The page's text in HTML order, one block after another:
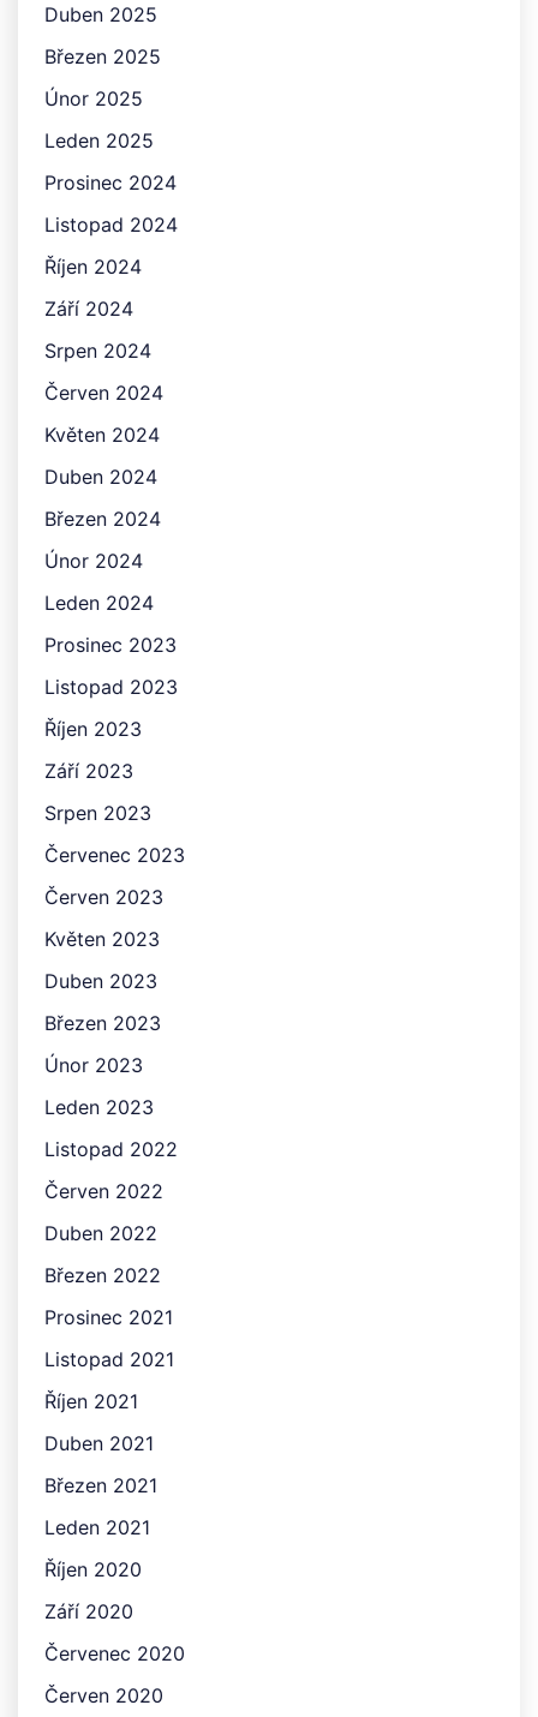
Duben 2025
Březen 2025
Únor 2025
Leden 2025
Prosinec 2024
Listopad 2024
Říjen 2024
Září 2024
Srpen 2024
Červen 2024
Květen 2024
Duben 2024
Březen 2024
Únor 2024
Leden 2024
Prosinec 2023
Listopad 2023
Říjen 2023
Září 2023
Srpen 2023
Červenec 2023
Červen 2023
Květen 2023
Duben 2023
Březen 2023
Únor 2023
Leden 2023
Listopad 2022
Červen 2022
Duben 2022
Březen 2022
Prosinec 2021
Listopad 2021
Říjen 2021
Duben 2021
Březen 2021
Leden 2021
Říjen 2020
Září 2020
Červenec 2020
Červen 2020